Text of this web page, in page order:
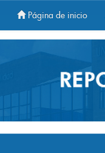
Página de inicio